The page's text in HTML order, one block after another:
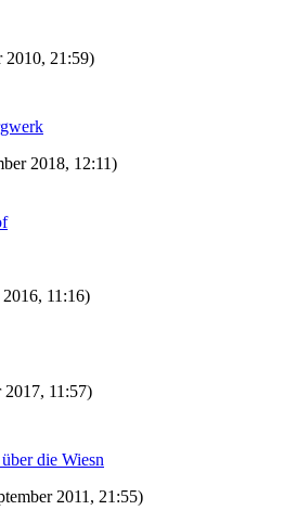
2010, 21:59)
2018, 12:11)
11:16)
11:57)
die Wiesn
2011, 21:55)